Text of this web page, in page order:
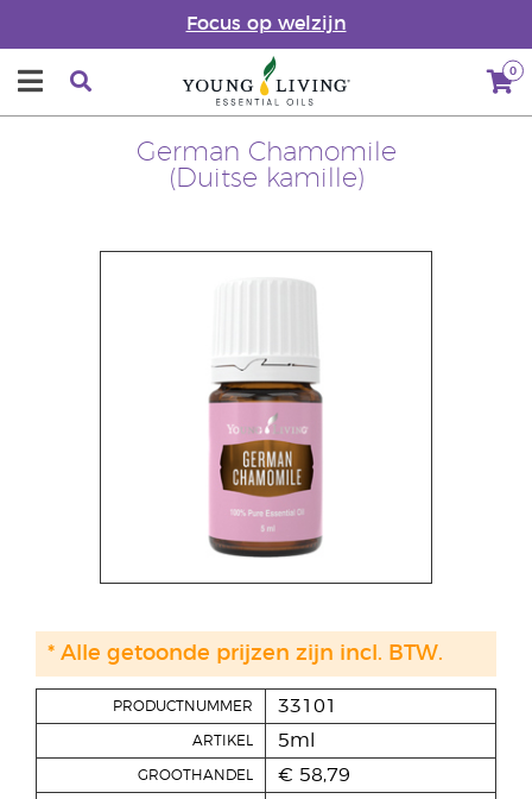
Focus op welzijn
0
German Chamomile
(Duitse kamille)
PRODUCTNUMMER 33101
ARTIKEL 5ml
GROOTHANDEL € 58,79
* Alle getoonde prijzen zijn incl. BTW.